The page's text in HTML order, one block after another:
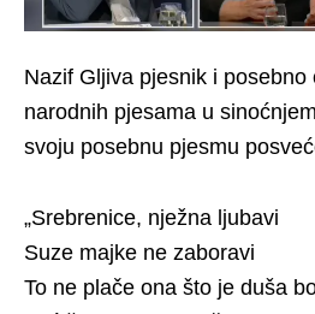
Nazif Gljiva pjesnik i posebno
narodnih pjesama u
svoju posebnu pjesmu
„Srebrenice, nježna ljubavi
Suze majke ne zaboravi
To ne plače ona što je duša